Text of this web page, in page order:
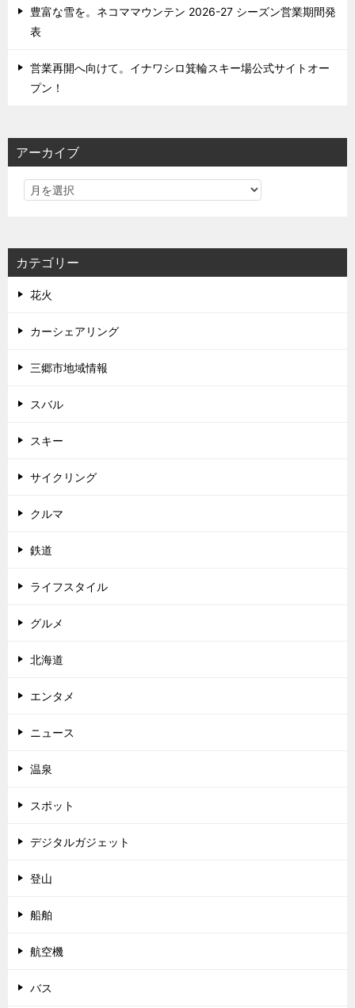
豊富な雪を。ネコママウンテン 2026-27 シーズン営業期間発
表
営業再開へ向けて。イナワシロ箕輪スキー場公式サイトオー
プン！
アーカイブ
カテゴリー
花火
カーシェアリング
三郷市地域情報
スバル
スキー
サイクリング
クルマ
鉄道
ライフスタイル
グルメ
北海道
エンタメ
ニュース
温泉
スポット
デジタルガジェット
登山
船舶
航空機
バス